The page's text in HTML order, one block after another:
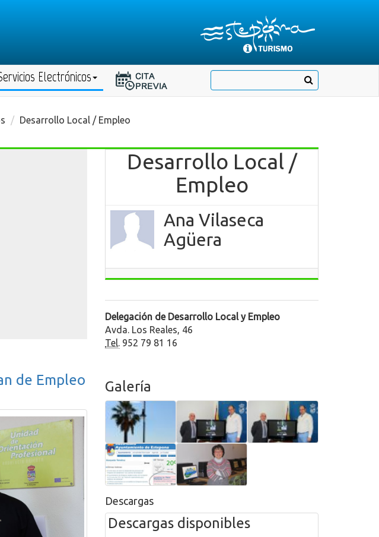
página
Buscar
Electrónicos
Ir
a
Desarrollo Local / Empleo
de Empleo
Desarrollo Local /
Empleo
Ana Vilaseca
Agüera
Delegación de Desarrollo Local y Empleo
Avda. Los Reales, 46
Tel.
952 79 81 16
Galería
Foto
wifi
publico
Aplicación
Móvil
Estepona
ST
esteponast
Foto
Consulta
Mesa
en
web
Rosa
Diaz
aula
de
Descargas
Descargas disponibles